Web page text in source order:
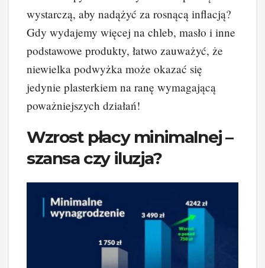
wystarczą, aby nadążyć za rosnącą inflacją?
Gdy wydajemy więcej na chleb, masło i inne
podstawowe produkty, łatwo zauważyć, że
niewielka podwyżka może okazać się
jedynie plasterkiem na ranę wymagającą
poważniejszych działań!
Wzrost płacy minimalnej –
szansa czy iluzja?